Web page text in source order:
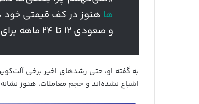
ها هنوز در کف قیمتی خود
و صعودی ۱۲ تا ۲۴ ماهه برای آلت سیزن هستیم.»
به گفته او، حتی رشدهای اخیر برخی
اشباع نشده‌اند و حجم معاملات، هنوز